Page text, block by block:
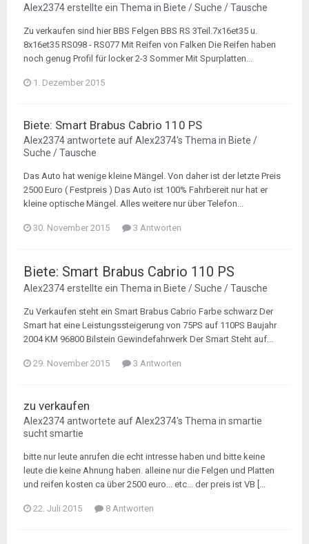
Alex2374erstellte ein Thema in Biete / Suche / Tausche
Zu verkaufen sind hier BBS Felgen BBS RS 3Teil.7x16et35 u.
8x16et35 RS098 - RS077 Mit Reifen von Falken Die Reifen haben
noch genug Profil für locker 2-3 Sommer Mit Spurplatten...
1. Dezember 2015
Biete: Smart Brabus Cabrio 110 PS
Alex2374antwortete aufAlex2374's Thema in Biete /
Suche / Tausche
Das Auto hat wenige kleine Mängel. Von daher ist der letzte Preis
2500 Euro ( Festpreis ) Das Auto ist 100% Fahrbereit nur hat er
kleine optische Mängel. Alles weitere nur über Telefon...
30. November 2015 3 Antworten
Biete: Smart Brabus Cabrio 110 PS
Alex2374erstellte ein Thema in Biete / Suche / Tausche
Zu Verkaufen steht ein Smart Brabus Cabrio Farbe schwarz Der
Smart hat eine Leistungssteigerung von 75PS auf 110PS Baujahr
2004 KM 96800 Bilstein Gewindefahrwerk Der Smart Steht auf...
29. November 2015 3 Antworten
zu verkaufen
Alex2374antwortete aufAlex2374's Thema in smartie
sucht smartie
bitte nur leute anrufen die echt intresse haben und bitte keine
leute die keine Ahnung haben. alleine nur die Felgen und Platten
und reifen kosten ca über 2500 euro... etc... der preis ist VB [...
22. Juli 2015 8 Antworten